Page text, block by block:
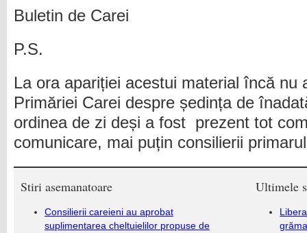
Buletin de Carei
P.S.
La ora apariției acestui material încă nu
Primăriei Carei despre ședința de
ordinea de zi deși a fost prezent tot
comunicare, mai puțin consilierii
Stiri asemanatoare
Consilierii careieni au aprobat
suplimentarea cheltuielilor propuse de
Ultimele